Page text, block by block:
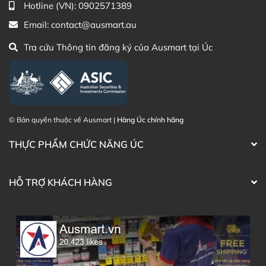
Hotline (VN): 0902571389
Email: contact@ausmart.au
Tra cứu Thông tin đăng ký của Ausmart tại Úc
© Bản quyền thuộc về Ausmart | Hàng Úc chính hãng
THỰC PHẨM CHỨC NĂNG ÚC
HỖ TRỢ KHÁCH HÀNG